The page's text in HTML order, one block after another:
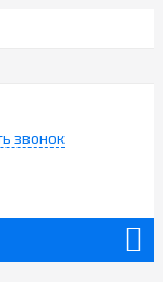
звонок